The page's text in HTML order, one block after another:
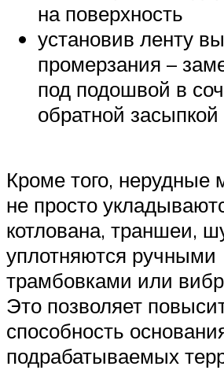
на поверхность
установив ленту
промерзания –
под подошвой в
обратной засыпкой
Кроме того, нерудные
не просто
котлована, траншеи,
уплотняются ручными
трамбовками или
Это позволяет
способность
подрабатываемых